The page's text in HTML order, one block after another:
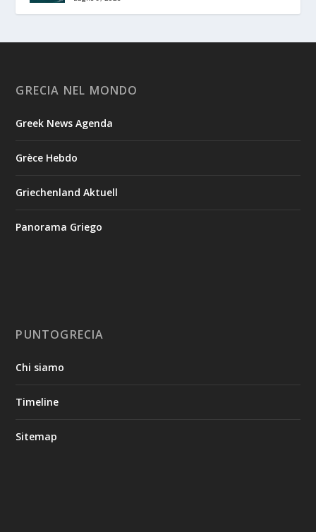
GRECIA NEL MONDO
Greek News Agenda
Grèce Hebdo
Griechenland Aktuell
Panorama Griego
PUNTOGRECIA
Chi siamo
Timeline
Sitemap